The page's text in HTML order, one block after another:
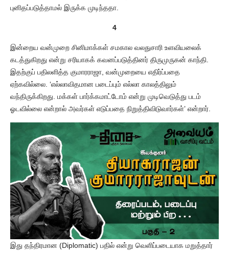
புனிதப்படுத்தாமல் இருக்க முடிந்ததா.
4
இன்றைய வன்முறை சினிமாக்கள் சமகால வலதுசாரி உளவியலைக்
கடத்துகிறது என்று சரியாகக் கவனப்படுத்தினர் திருமுருகன் காந்தி.
இதற்குப் பதிலளித்த குமாரராஜா, வன்முறையை எதிர்ப்பதை
ஏற்கவில்லை. ‘எல்லாவிதமான படைப்பும் எல்லா காலத்திலும்
வந்திருக்கிறது. மக்கள் பார்க்கமாட்டோம் என்று முடிவெடுத்து படம்
ஓடவில்லை என்றால் அவர்கள் எடுப்பதை நிறுத்திவிடுவார்கள்’ என்றார்.
இது தந்திரமான (Diplomatic) பதில் என்று வெளிப்படையாக மறுத்தார்